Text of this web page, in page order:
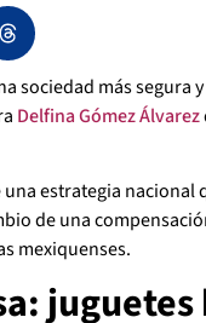
sociedad más segura
Delfina Gómez Álvarez
estrategia
de una
mexiquenses.